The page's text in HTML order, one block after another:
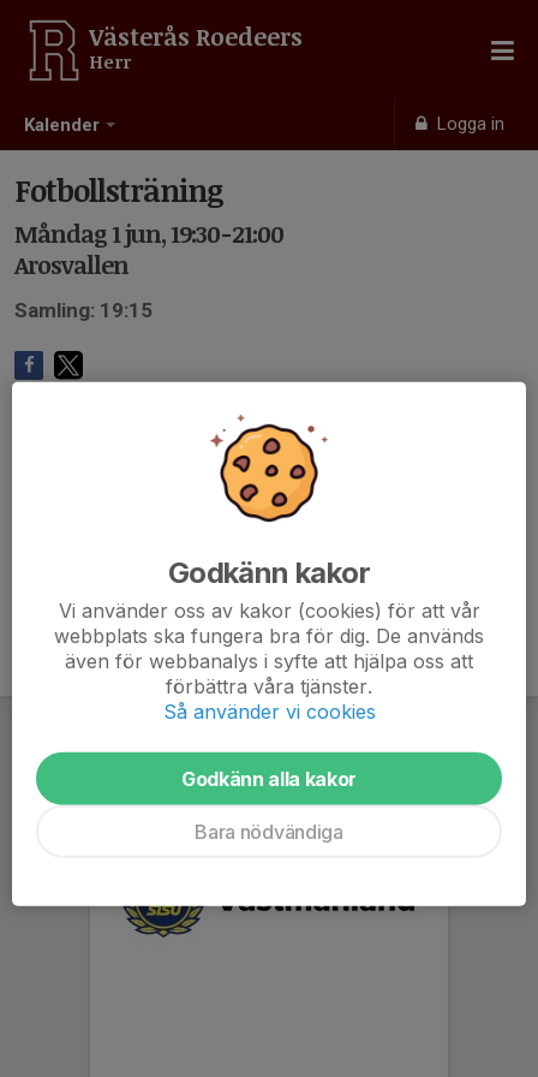
Kalender Logga in
Västerås Roedeers
Herr
Fotbollsträning
Måndag 1 jun, 19:30-21:00
Arosvallen
Samling: 19:15
Godkänn kakor
Vi använder oss av kakor (cookies) för att vår
webbplats ska fungera bra för dig. De används
även för webbanalys i syfte att hjälpa oss att
förbättra våra tjänster.
Så använder vi cookies
Godkänn alla kakor
Bara nödvändiga